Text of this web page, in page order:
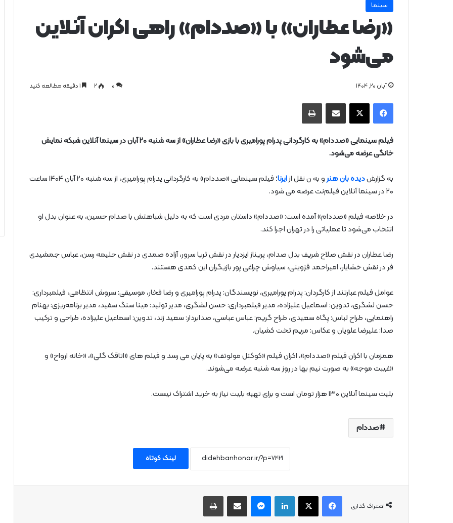
سینما
«رضا عطاران» با «صددام» راهی اکران آنلاین
می‌شود
آبان ۲۰, ۱۴۰۴ 0 ۲
فیس بوک X از طریق ایمیل به اشتراک بگذارید چاپ
فیلم سینمایی «صددام» به کارگردانی پدرام پورامیری با بازی «رضا عطاران» از سه شنبه ۲۰ آبان در سینما آنلاین شبکه نمایش
خانگی عرضه می‌شود.
به گزارشدیده بان هنرو به ن نقل ازایرنا
؛ فیلم سینمایی «صددام» به کارگردانی پدرام پورامیری، از سه شنبه ۲۰ آبان ۱۴۰۴ ساعت
۲۰ در سینما آنلاین فیلم‌نت عرضه می شود.
در خلاصه فیلم «صددام» آمده است: «صددام» داستان مردی است که به دلیل شباهتش با صدام حسین، به عنوان بدل او
انتخاب می‌شود تا عملیاتی را در تهران اجرا کند.
رضا عطاران در نقش صلاح شریف بدل صدام، پریناز ایزدیار در نقش ثریا سرور، آزاده صمدی در نقش حلیمه رسن، عباس جمشیدی
فر در نقش خشایار، امیراحمد قزوینی، سیاوش چراغی پور بازیگران این کمدی هستند.
عوامل فیلم عبارتند از کارگردان: پدرام پورامیری، نویسندگان: پدرام پورامیری و رضا فخار، موسیقی: سروش انتظامی، فیلمبرداری:
حسن لشگری، تدوین: اسماعیل علیزاده، مدیر فیلمبرداری: حسن لشگری، مدیر تولید: مینا سنگ سفید، مدیر برنامه‌ریزی: بهنام
راهنمایی، طراح لباس: پگاه سعیدی، طراح گریم: عباس عباسی، صدابردار: سعید زند، تدوین: اسماعیل علیزاده، طراحی و ترکیب
صدا: علیرضا علویان و عکاس: مریم تخت کشیان.
همزمان با اکران فیلم «صددام»، اکران فیلم «کوکتل مولوتف» به پایان می رسد و فیلم های «اتاقک گلی»، «خانه ارواح» و
«غیبت موجه» به صورت نیم بها در روز سه شنبه عرضه می‌شوند.
بلیت سینما آنلاین ۱۳۰ هزار تومان است و برای تهیه بلیت نیاز به خرید اشتراک نیست.
صددام
لینک کوتاه
اشتراک گذاری
فیس بوک X لینکدین پیام رسان از طریق ایمیل به اشتراک بگذارید چاپ